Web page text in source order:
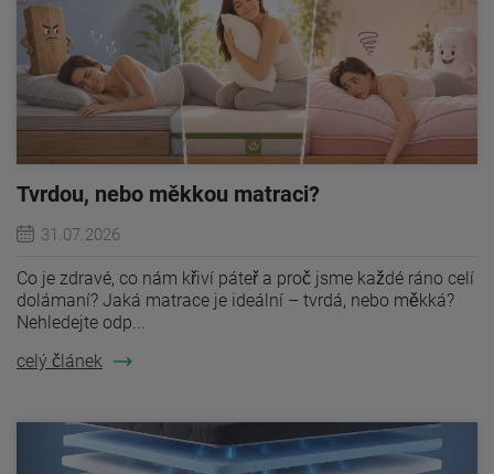
Tvrdou, nebo měkkou matraci?
31.07.2026
Co je zdravé, co nám křiví páteř a proč jsme každé ráno celí
dolámaní? Jaká matrace je ideální – tvrdá, nebo měkká?
Nehledejte odp...
celý článek